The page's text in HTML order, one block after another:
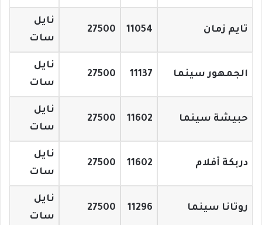
تايم زمان 11054
27500
نايل
سات
الجمهور سينما 11137
27500
نايل
سات
حبيشة سينما 11602
27500
نايل
سات
دربكة أفلام 11602
27500
نايل
سات
روتانا سينما 11296
27500
نايل
سات